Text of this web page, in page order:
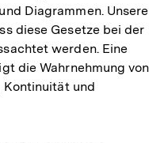
Diagrammen. Unsere
diese Gesetze bei der
werden. Eine
die Wahrnehmung von
und